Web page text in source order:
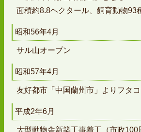
面積約8.8ヘクタール、飼育動物93
昭和56年4月
サル山オープン
昭和57年4月
友好都市「中国蘭州市」よりフタ
平成2年6月
大型動物舎新築工事着工（市政100